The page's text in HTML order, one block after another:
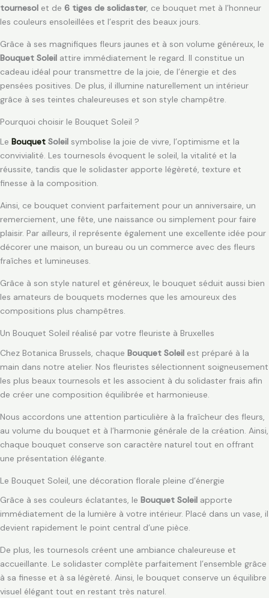
tournesol et de 6 tiges de solidaster, ce bouquet met à l’honneur
les couleurs ensoleillées et l’esprit des beaux jours.
Grâce à ses magnifiques fleurs jaunes et à son volume généreux, le
Bouquet Soleil attire immédiatement le regard. Il constitue un
cadeau idéal pour transmettre de la joie, de l’énergie et des
pensées positives. De plus, il illumine naturellement un intérieur
grâce à ses teintes chaleureuses et son style champêtre.
Pourquoi choisir le Bouquet Soleil ?
Le Bouquet Soleil symbolise la joie de vivre, l’optimisme et la
convivialité. Les tournesols évoquent le soleil, la vitalité et la
réussite, tandis que le solidaster apporte légèreté, texture et
finesse à la composition.
Ainsi, ce bouquet convient parfaitement pour un anniversaire, un
remerciement, une fête, une naissance ou simplement pour faire
plaisir. Par ailleurs, il représente également une excellente idée pour
décorer une maison, un bureau ou un commerce avec des fleurs
fraîches et lumineuses.
Grâce à son style naturel et généreux, le bouquet séduit aussi bien
les amateurs de bouquets modernes que les amoureux des
compositions plus champêtres.
Un Bouquet Soleil réalisé par votre fleuriste à Bruxelles
Chez Botanica Brussels, chaque Bouquet Soleil est préparé à la
main dans notre atelier. Nos fleuristes sélectionnent soigneusement
les plus beaux tournesols et les associent à du solidaster frais afin
de créer une composition équilibrée et harmonieuse.
Nous accordons une attention particulière à la fraîcheur des fleurs,
au volume du bouquet et à l’harmonie générale de la création. Ainsi,
chaque bouquet conserve son caractère naturel tout en offrant
une présentation élégante.
Le Bouquet Soleil, une décoration florale pleine d’énergie
Grâce à ses couleurs éclatantes, le Bouquet Soleil apporte
immédiatement de la lumière à votre intérieur. Placé dans un vase, il
devient rapidement le point central d’une pièce.
De plus, les tournesols créent une ambiance chaleureuse et
accueillante. Le solidaster complète parfaitement l’ensemble grâce
à sa finesse et à sa légèreté. Ainsi, le bouquet conserve un équilibre
visuel élégant tout en restant très naturel.